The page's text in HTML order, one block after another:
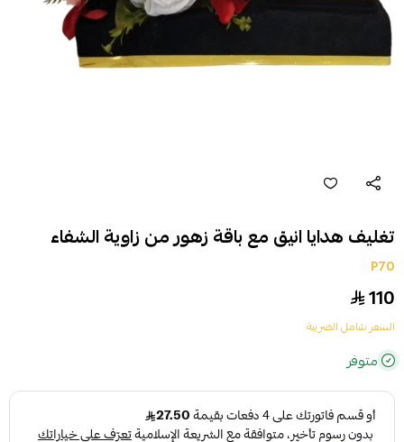
تغليف هدايا انيق مع باقة زهور من زاوية الشفاء
P70
110
السعر شامل الضريبة
متوفر